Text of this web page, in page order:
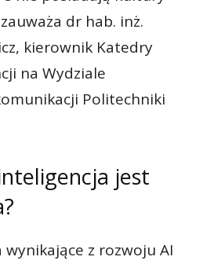
dr hab. inż.
kierownik Katedry
na Wydziale
Politechniki
jest
wynikające z rozwoju AI